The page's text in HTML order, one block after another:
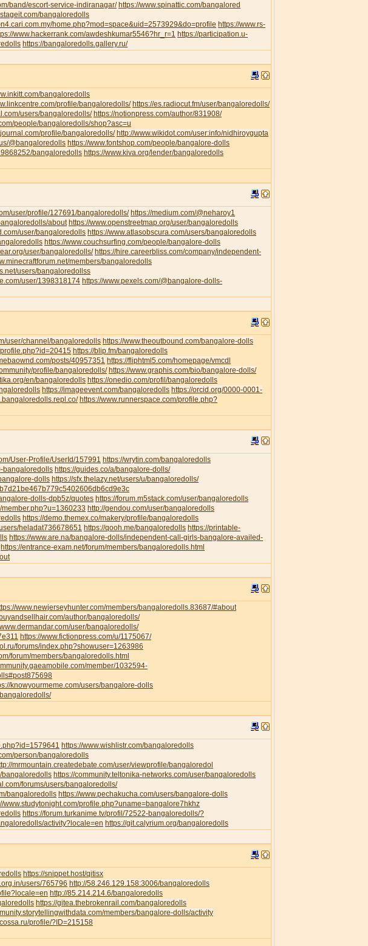
band/escort-service-indiranagar/ https://www.spinattic.com/bangalored
bangaloredolls
home.php?mod=space&uid=2573929&do=profile https://www.rs-
www.hackerrank.com/awdeshkumar5546?hr_r=1 https://participation.u-
https://bangaloredolls.gallery.ru/
bangaloredolls
profile/bangaloredolls/ https://es.radiocut.fm/user/bangaloredolls/
users/bangaloredolls/ https://notionpress.com/author/831908/
people/bangaloredolls/shop?asc=u
profile/bangaloredolls/ http://www.wikidot.com/user:info/nidhiroygupta
@bangaloredolls https://www.fontshop.com/people/bangalore-dolls
bangaloredolls https://www.kiva.org/lender/bangaloredolls
user/profile/127691/bangaloredolls/ https://medium.com/@neharoy1
about https://www.openstreetmap.org/user/bangaloredolls
user/bangaloredolls https://www.atlasobscura.com/users/bangaloredolls
https://www.couchsurfing.com/people/bangalore-dolls
user/bangaloredolls/ https://hire.careerbliss.com/company/independent-
members/bangaloredolls
users/bangaloredollss
user/1398318174 https://www.pexels.com/@bangalore-dolls-
user/channel/bangaloredolls https://www.theoutbound.com/bangalore-dolls
https://blip.fm/bangaloredolls
posts/40957351 https://fliphtml5.com/homepage/vmcdl
profile/bangaloredolls/ https://www.graphis.com/bio/bangalore-dolls/
en/bangaloredolls https://onedio.com/profil/bangaloredolls
https://imageevent.com/bangaloredolls https://orcid.org/0000-0001-
https://www.runnerspace.com/profile.php?
User-Profile/UserId/157991 https://wrytin.com/bangaloredolls
bangaloredolls https://guides.co/a/bangalore-dolls/
dolls https://sfx.thelazy.net/users/u/bangaloredolls/
dolls-dpb5z/quotes https://forum.m5stack.com/user/bangaloredolls
member.php?u=1360233 http://gendou.com/user/bangaloredolls
https://demo.themex.co/makery/profile/bangaloredolls
heladat736678651 https://qooh.me/bangaloredolls https://printable-
https://www.are.na/bangalore-dolls/independent-call-girls-bangalore-availed-
https://entrance-exam.net/forum/members/bangaloredolls.html
www.newjerseyhunter.com/members/bangaloredolls.83687/#about
author/bangaloredolls/
user/bangaloredolls/
https://www.fictionpress.com/u/1175067/
forums/index.php?showuser=1263986
forum/members/bangaloredolls.html
member/1032594-
knowyourmeme.com/users/bangalore-dolls
https://www.wishlistr.com/bangaloredolls
person/bangaloredolls
mrmountain.createdebate.com/user/viewprofile/bangaloredol
bangaloredolls https://community.teltonika-networks.com/user/bangaloredolls
forums/users/bangaloredolls/
bangaloredolls https://www.pechakucha.com/users/bangalore-dolls
www.studytonight.com/profile.php?uname=bangalore7hkhz
https://forum.turkanime.tv/profil/72522-bangaloredolls/?
activity?locale=en https://git.calyrium.org/bangaloredolls
https://snippet.host/qitisx
users/765796 http://58.246.129.158:3006/bangaloredolls
http://85.214.214.6/bangaloredolls
https://gitea.thebrokenrail.com/bangaloredolls
members/bangalore-dolls/activity
profile/?ID=215158